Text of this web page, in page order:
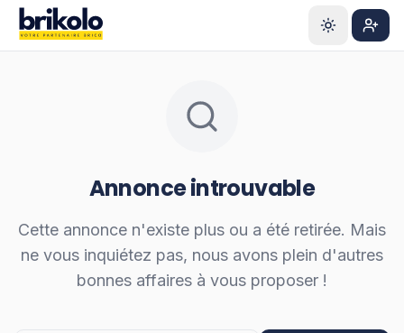
Aller au contenu principal
Annonce introuvable
Cette annonce n'existe plus ou a été retirée. Mais
ne vous inquiétez pas, nous avons plein d'autres
bonnes affaires à vous proposer !